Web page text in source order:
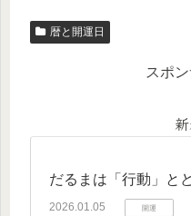
暦と開運日
スポ
だるまは「行動」と
2026.01.05 開運